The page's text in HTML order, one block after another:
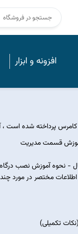
افزونه و ابزار
کامرس پرداخته شده است
قسمت مدیریت
- نحوه آموزش نصب درگاه
مختصر در مورد
تکمیلی)